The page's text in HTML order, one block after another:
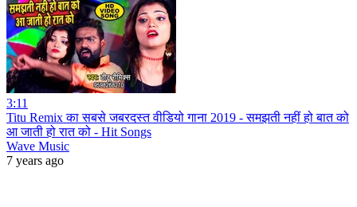
3:11
Titu Remix का सबसे जबरदस्त वीडियो गाना 2019 - समझती नहीं हो बात को
आ जाती हो रात को - Hit Songs
Wave Music
7 years ago